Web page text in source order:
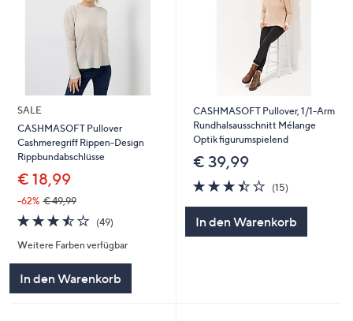
SALE
CASHMASOFT Pullover
Cashmeregriff Rippen-Design
Rippbundabschlüsse
€ 18,99
-62% € 49,99
3.5
von
5
(49)49
Weitere Farben verfügbar
In den Warenkorb
CASHMASOFT Pullover, 1/1-Arm
Rundhalsausschnitt Mélange
Optik figurumspielend
€ 39,99
3.4
von
(15)15
In den Warenkorb